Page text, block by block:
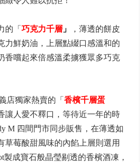
的「 巧克力千層 」
，薄透的餅皮
力鮮奶油，上層點綴口感溫和的
香嚐起來倍感溫柔擄獲眾多巧克
店獨家熱賣的「 香檳千層蛋
讓人愛不釋口，等待近一年的時
M 四間門市同步販售，在薄透如
草莓酸甜風味的內餡上層則選用
製成寶石般晶瑩剔透的香檳酒凍，